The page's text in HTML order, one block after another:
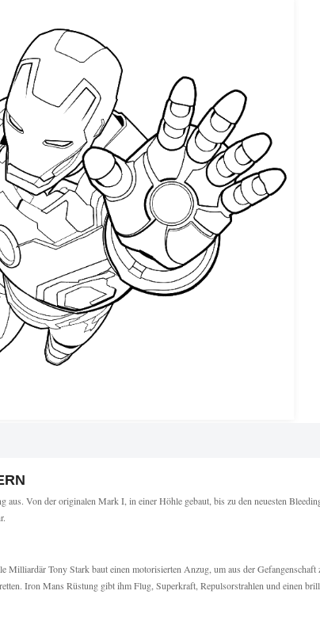
Von der originalen Mark I, in einer Höhle gebaut, bis zu den neuesten
Tony Stark baut einen motorisierten Anzug, um aus der
Iron Mans Rüstung gibt ihm Flug, Superkraft, Repulsorstrahlen und einen